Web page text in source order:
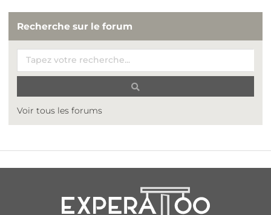
Recherche sur le forum
Voir tous les forums